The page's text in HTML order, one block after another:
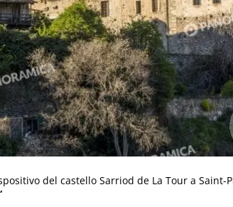
del castello Sarriod de La Tour a